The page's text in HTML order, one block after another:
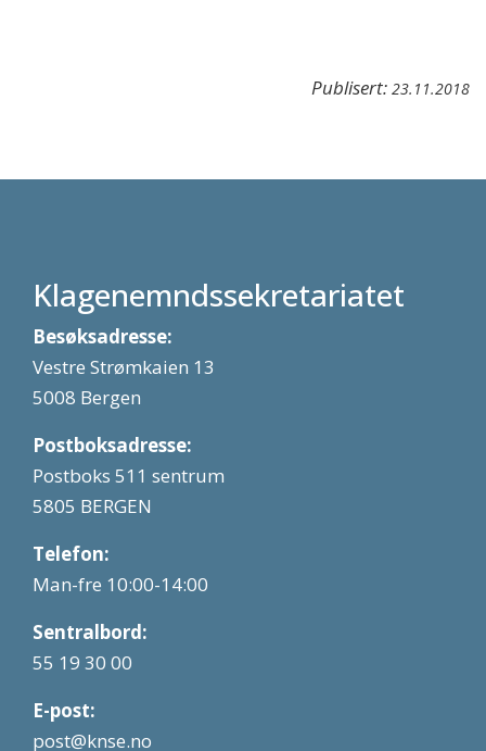
Publisert: 23.11.2018
Klagenemndssekretariatet
Besøksadresse:
Vestre Strømkaien 13
5008 Bergen
Postboksadresse:
Postboks 511 sentrum
5805 BERGEN
Telefon:
Man-fre 10:00-14:00
Sentralbord:
55 19 30 00
E-post:
post@knse.no